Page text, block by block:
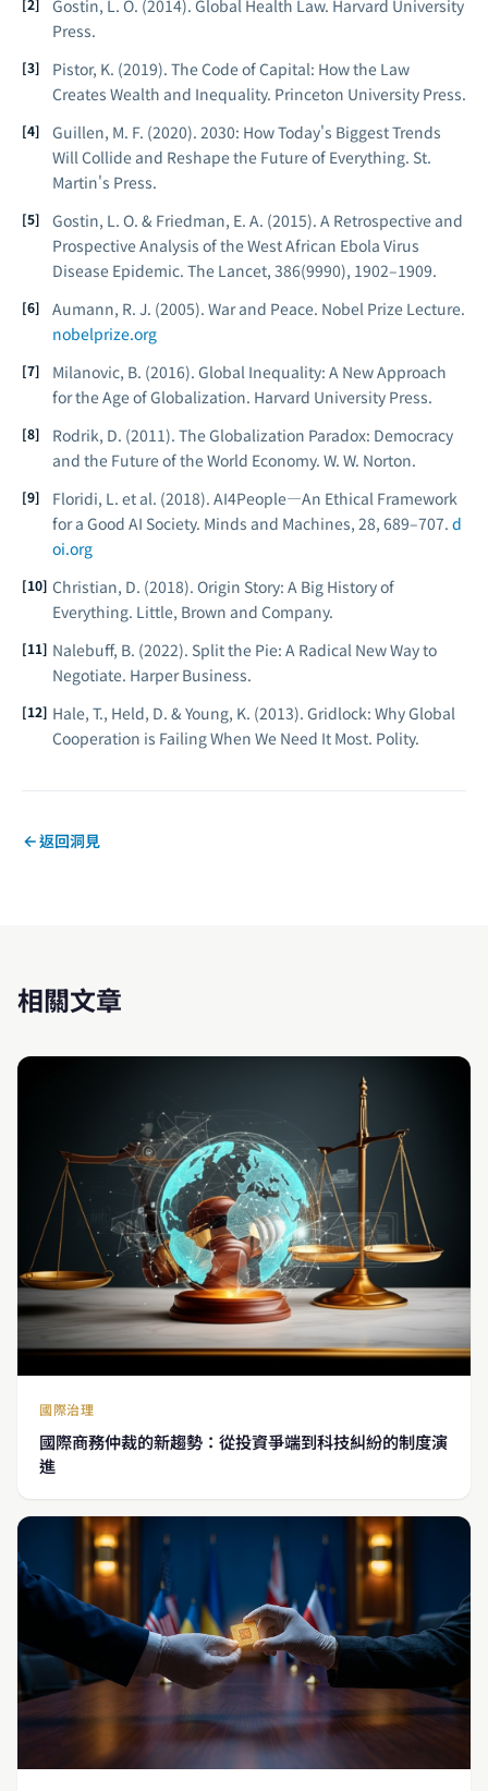
Gostin, L. O. (2014). Global Health Law. Harvard University
Press.
Pistor, K. (2019). The Code of Capital: How the Law
Creates Wealth and Inequality. Princeton University Press.
Guillen, M. F. (2020). 2030: How Today's Biggest Trends
Will Collide and Reshape the Future of Everything. St.
Martin's Press.
Gostin, L. O. & Friedman, E. A. (2015). A Retrospective and
Prospective Analysis of the West African Ebola Virus
Disease Epidemic. The Lancet, 386(9990), 1902–1909.
Aumann, R. J. (2005). War and Peace. Nobel Prize Lecture.
nobelprize.org
Milanovic, B. (2016). Global Inequality: A New Approach
for the Age of Globalization. Harvard University Press.
Rodrik, D. (2011). The Globalization Paradox: Democracy
and the Future of the World Economy. W. W. Norton.
Floridi, L. et al. (2018). AI4People—An Ethical Framework
for a Good AI Society. Minds and Machines, 28, 689–707. d
oi.org
Christian, D. (2018). Origin Story: A Big History of
Everything. Little, Brown and Company.
Nalebuff, B. (2022). Split the Pie: A Radical New Way to
Negotiate. Harper Business.
Hale, T., Held, D. & Young, K. (2013). Gridlock: Why Global
Cooperation is Failing When We Need It Most. Polity.
返回洞見
相關文章
國際治理
國際商務仲裁的新趨勢：從投資爭端到科技糾紛的制度演
進